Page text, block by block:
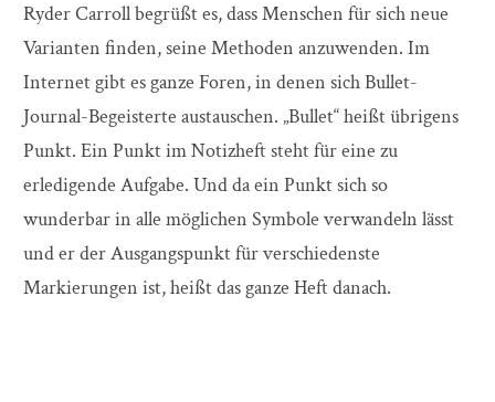
Ryder Carroll begrüßt es, dass Menschen für sich neue
Varianten finden, seine Methoden anzuwenden. Im
Internet gibt es ganze Foren, in denen sich Bullet-
Journal-Begeisterte austauschen. „Bullet“ heißt übrigens
Punkt. Ein Punkt im Notizheft steht für eine zu
erledigende Aufgabe. Und da ein Punkt sich so
wunderbar in alle möglichen Symbole verwandeln lässt
und er der Ausgangspunkt für verschiedenste
Markierungen ist, heißt das ganze Heft danach.